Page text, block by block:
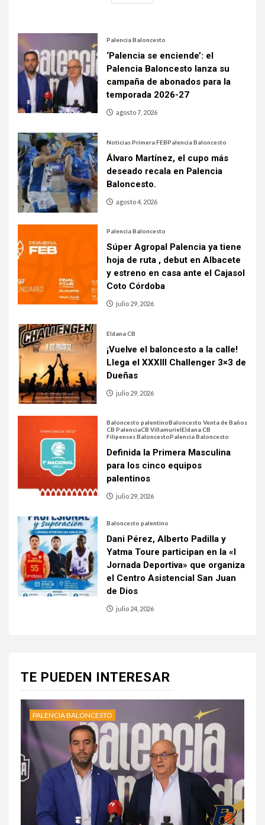
Palencia Baloncesto
‘Palencia se enciende’: el
Palencia Baloncesto lanza su
campaña de abonados para la
temporada 2026-27
agosto 7, 2026
Noticias Primera FEBPalencia Baloncesto
Álvaro Martínez, el cupo más
deseado recala en Palencia
Baloncesto.
agosto 4, 2026
Palencia Baloncesto
Súper Agropal Palencia ya tiene
hoja de ruta , debut en Albacete
y estreno en casa ante el Cajasol
Coto Córdoba
julio 29, 2026
Eldana CB
¡Vuelve el baloncesto a la calle!
Llega el XXXIII Challenger 3×3 de
Dueñas
julio 29, 2026
Baloncesto palentinoBaloncesto Venta de Baños
CB PalenciaCB VillamurielEldana CB
Filipenses BaloncestoPalencia Baloncesto
Definida la Primera Masculina
para los cinco equipos
palentinos
julio 29, 2026
Baloncesto palentino
Dani Pérez, Alberto Padilla y
Yatma Toure participan en la «I
Jornada Deportiva» que organiza
el Centro Asistencial San Juan
de Dios
julio 24, 2026
TE PUEDEN INTERESAR
PALENCIA BALONCESTO